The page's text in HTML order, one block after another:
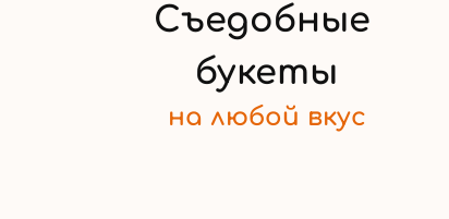
Съедобные
букеты
на любой вкус